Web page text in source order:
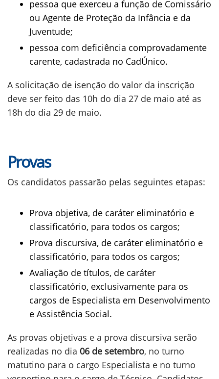
pessoa que exerceu a função de Comissário
ou Agente de Proteção da Infância e da
Juventude;
pessoa com deficiência comprovadamente
carente, cadastrada no CadÚnico.
A solicitação de isenção do valor da inscrição
deve ser feito das 10h do dia 27 de maio até as
18h do dia 29 de maio.
Provas
Os candidatos passarão pelas seguintes etapas:
Prova objetiva, de caráter eliminatório e
classificatório, para todos os cargos;
Prova discursiva, de caráter eliminatório e
classificatório, para todos os cargos;
Avaliação de títulos, de caráter
classificatório, exclusivamente para os
cargos de Especialista em Desenvolvimento
e Assistência Social.
As provas objetivas e a prova discursiva serão
realizadas no dia 06 de setembro, no turno
matutino para o cargo Especialista e no turno